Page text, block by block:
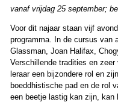
vanaf vrijdag 25 september;
Voor dit najaar staan vijf
programma. In de cursus van
Glassman, Joan Halifax,
Verschillende tradities en
leraar een bijzondere rol en
boeddhistische pad en de rol
een beetje lastig kan zijn, kan